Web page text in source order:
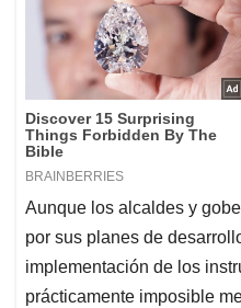
Aunque los alcaldes y
por sus planes de
implementación de los
prácticamente imposible